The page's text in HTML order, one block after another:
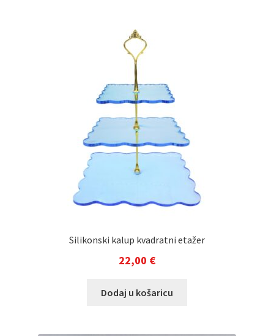
Silikonski kalup kvadratni etažer
22,00 €
Dodaj u košaricu